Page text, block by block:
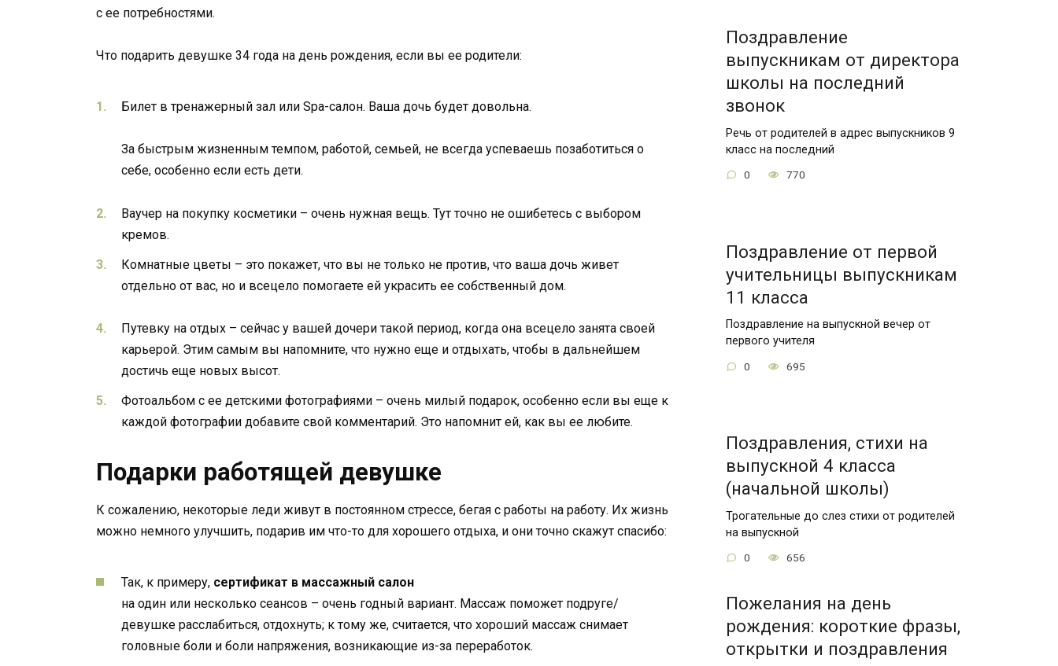
с ее потребностями.
Что подарить девушке 34 года на день рождения, если вы ее родители:
Билет в тренажерный зал или Spa-салон. Ваша дочь будет довольна.
За быстрым жизненным темпом, работой, семьей, не всегда успеваешь позаботиться о
себе, особенно если есть дети.
Ваучер на покупку косметики – очень нужная вещь. Тут точно не ошибетесь с выбором
кремов.
Комнатные цветы – это покажет, что вы не только не против, что ваша дочь живет
отдельно от вас, но и всецело помогаете ей украсить ее собственный дом.
Путевку на отдых – сейчас у вашей дочери такой период, когда она всецело занята своей
карьерой. Этим самым вы напомните, что нужно еще и отдыхать, чтобы в дальнейшем
достичь еще новых высот.
Фотоальбом с ее детскими фотографиями – очень милый подарок, особенно если вы еще к
каждой фотографии добавите свой комментарий. Это напомнит ей, как вы ее любите.
Подарки работящей девушке
К сожалению, некоторые леди живут в постоянном стрессе, бегая с работы на работу. Их жизнь
можно немного улучшить, подарив им что-то для хорошего отдыха, и они точно скажут спасибо:
Так, к примеру, сертификат в массажный салон
на один или несколько сеансов – очень годный вариант. Массаж поможет подруге/
девушке расслабиться, отдохнуть; к тому же, считается, что хороший массаж снимает
головные боли и боли напряжения, возникающие из-за переработок.
Поздравление
выпускникам от директора
школы на последний
звонок
Речь от родителей в адрес выпускников 9
класс на последний
0 770
Поздравление от первой
учительницы выпускникам
11 класса
Поздравление на выпускной вечер от
первого учителя
0 695
Поздравления, стихи на
выпускной 4 класса
(начальной школы)
Трогательные до слез стихи от родителей
на выпускной
0 656
Пожелания на день
рождения: короткие фразы,
открытки и поздравления